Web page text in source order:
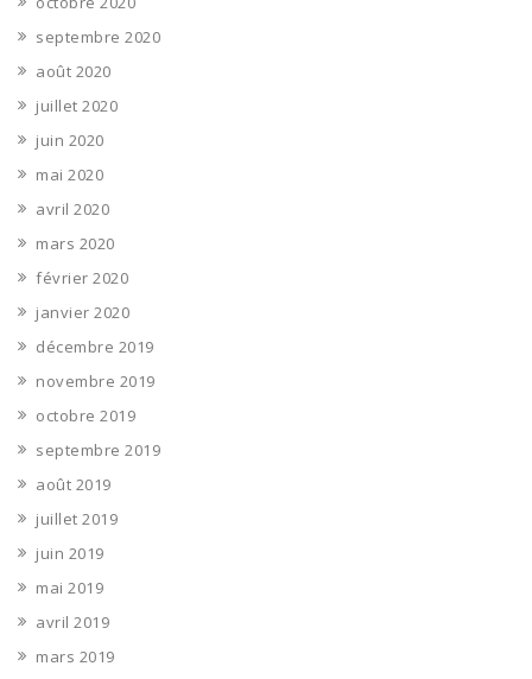
septembre 2020
août 2020
juillet 2020
juin 2020
mai 2020
avril 2020
mars 2020
février 2020
janvier 2020
décembre 2019
novembre 2019
octobre 2019
septembre 2019
août 2019
juillet 2019
juin 2019
mai 2019
avril 2019
mars 2019